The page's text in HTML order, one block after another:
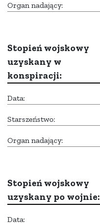
Organ nadający:
Stopień wojskowy
uzyskany w
konspiracji:
Data:
Starszeństwo:
Organ nadający:
Stopień wojskowy
uzyskany po wojnie:
Data: